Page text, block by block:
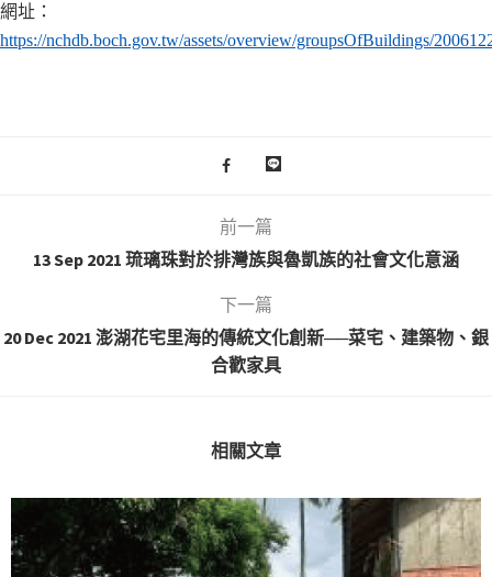
網址：
https://nchdb.boch.gov.tw/assets/overview/groupsOfBuildings/
前一篇
13 Sep 2021 琉璃珠對於排灣族與魯凱族的社會文化意涵
下一篇
20 Dec 2021 澎湖花宅里海的傳統文化創新──菜宅、建築物、銀
合歡家具
相關文章